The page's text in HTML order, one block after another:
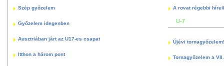
Szép győzelem
Győzelem idegenben
Ausztriában járt az U17-es csapat
Itthon a három pont
A rovat régebbi
U-7
Újévi tornagyőzelem!
Tornagyőzelem a